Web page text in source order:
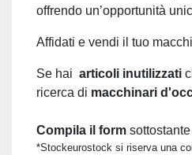
offrendo un’opportunità
Affidati e vendi il tuo
Se hai articoli inutilizzati
ricerca di macchinari
Compila il form
*Stockeurostock si riserva una